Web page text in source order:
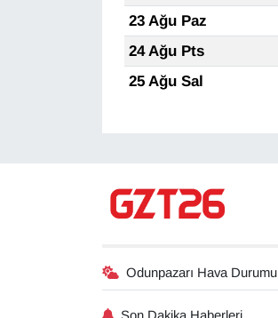
23 Ağu Paz
24 Ağu Pts
25 Ağu Sal
Odunpazarı Hava Durumu